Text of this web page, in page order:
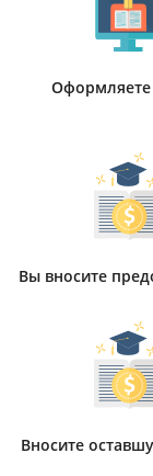
Оформляете
Вы вносите
Вносите